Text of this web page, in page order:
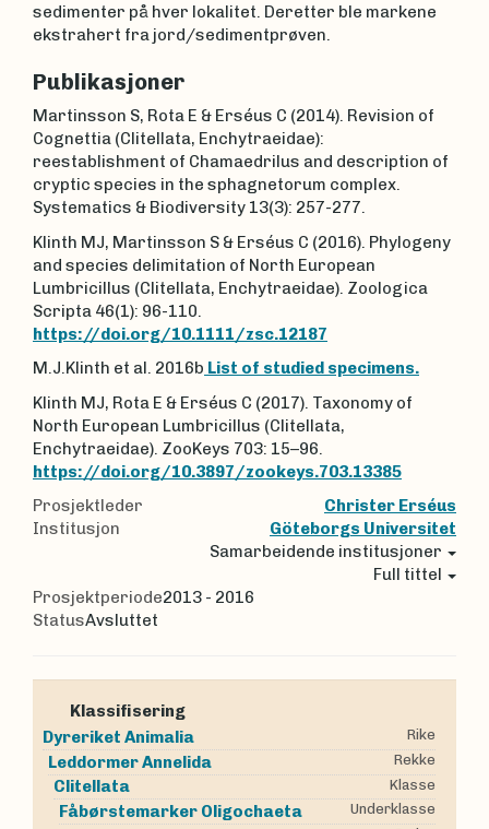
sedimenter på hver lokalitet. Deretter ble markene
ekstrahert fra jord/sedimentprøven.
Publikasjoner
Martinsson S, Rota E & Erséus C (2014). Revision of
Cognettia (Clitellata, Enchytraeidae):
reestablishment of Chamaedrilus and description of
cryptic species in the sphagnetorum complex.
Systematics & Biodiversity 13(3): 257-277.
Klinth MJ, Martinsson S & Erséus C (2016). Phylogeny
and species delimitation of North European
Lumbricillus (Clitellata, Enchytraeidae). Zoologica
Scripta 46(1): 96-110.
https://doi.org/10.1111/zsc.12187
M.J.Klinth et al. 2016b List of studied specimens.
Klinth MJ, Rota E & Erséus C (2017). Taxonomy of
North European Lumbricillus (Clitellata,
Enchytraeidae). ZooKeys 703: 15–96.
https://doi.org/10.3897/zookeys.703.13385
Prosjektleder
Christer Erséus
Institusjon
Göteborgs Universitet
Samarbeidende institusjoner
Full tittel
Prosjektperiode2013 - 2016
StatusAvsluttet
Klassifisering
Dyreriket Animalia Rike
LeddormerAnnelida Rekke
Clitellata Klasse
Fåbørstemarker Oligochaeta Underklasse